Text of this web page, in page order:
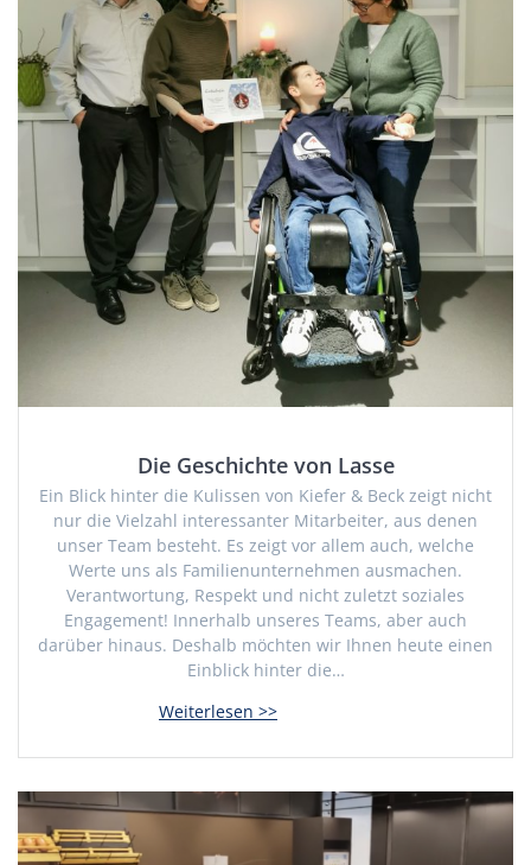
Die Geschichte von Lasse
Ein Blick hinter die Kulissen von Kiefer & Beck zeigt nicht
nur die Vielzahl interessanter Mitarbeiter, aus denen
unser Team besteht. Es zeigt vor allem auch, welche
Werte uns als Familienunternehmen ausmachen.
Verantwortung, Respekt und nicht zuletzt soziales
Engagement! Innerhalb unseres Teams, aber auch
darüber hinaus. Deshalb möchten wir Ihnen heute einen
Einblick hinter die…